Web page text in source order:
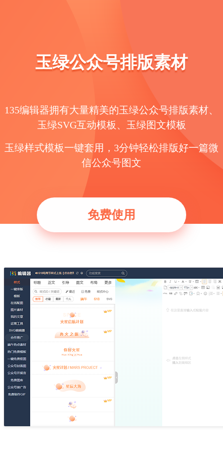
玉绿公众号排版素材
135编辑器拥有大量精美的玉绿公众号排版素材、
玉绿SVG互动模板、玉绿图文模板
玉绿样式模板一键套用，3分钟轻松排版好一篇微
信公众号图文
免费使用